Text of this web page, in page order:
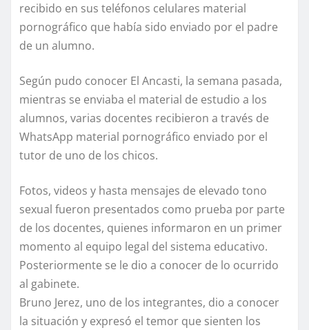
recibido en sus teléfonos celulares material
pornográfico que había sido enviado por el padre
de un alumno.
Según pudo conocer El Ancasti, la semana pasada,
mientras se enviaba el material de estudio a los
alumnos, varias docentes recibieron a través de
WhatsApp material pornográfico enviado por el
tutor de uno de los chicos.
Fotos, videos y hasta mensajes de elevado tono
sexual fueron presentados como prueba por parte
de los docentes, quienes informaron en un primer
momento al equipo legal del sistema educativo.
Posteriormente se le dio a conocer de lo ocurrido
al gabinete.
Bruno Jerez, uno de los integrantes, dio a conocer
la situación y expresó el temor que sienten los